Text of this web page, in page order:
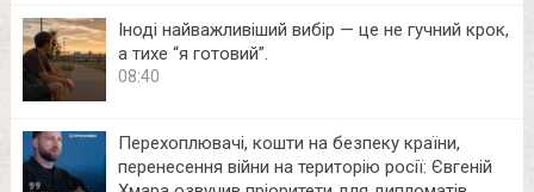
Іноді найважливіший вибір — це не гучний крок,
а тихе “я готовий”.
08:40
Перехоплювачі, кошти на безпеку країни,
перенесення війни на територію росії: Євгеній